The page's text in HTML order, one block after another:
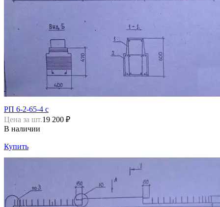
РП 6-2-65-4 с
Цена за шт.19 200 ₽
В наличии
Купить